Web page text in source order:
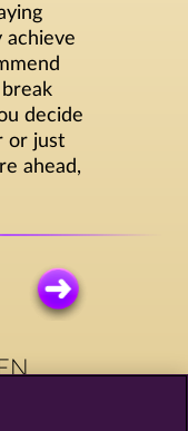
achieve
decide
or just
ahead,